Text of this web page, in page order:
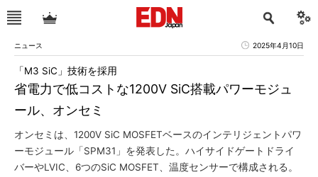
ニュース 2025年4月10日
省電力で低コストな1200V SiC搭載パワーモジュ
ール、オンセミ
「M3 SiC」技術を採用
オンセミは、1200V SiC MOSFETベースのインテリジェントパワ
ーモジュール「SPM31」を発表した。ハイサイドゲートドライ
バーやLVIC、6つのSiC MOSFET、温度センサーで構成される。